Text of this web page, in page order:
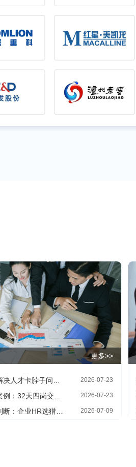
更多>>
2026-07-23
2026-07-23
2026-07-09